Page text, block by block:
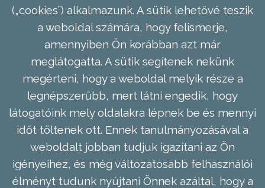
(„cookies”) alkalmazunk. A sütik lehetővé teszik
a weboldal számára, hogy felismerje,
amennyiben Ön korábban azt már
meglátogatta. A sütik segítenek nekünk
megérteni, hogy a weboldal melyik része a
legnépszerűbb, mert látni engedik, hogy
látogatóink mely oldalakra lépnek be és mennyi
időt töltenek ott. Ennek tanulmányozásával a
weboldalt jobban tudjuk igazítani az Ön
igényeihez, és még változatosabb felhasználói
élményt tudunk nyújtani Önnek azáltal, hogy a